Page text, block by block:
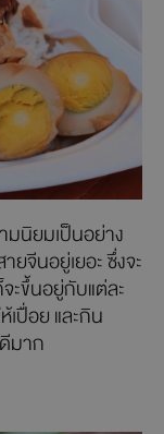
นิยมเป็นอย่าง
จีนอยู่เยอะ ซึ่งจะ
ะขึ้นอยู่กับแต่ละ
ปื่อย และกิน
มาก